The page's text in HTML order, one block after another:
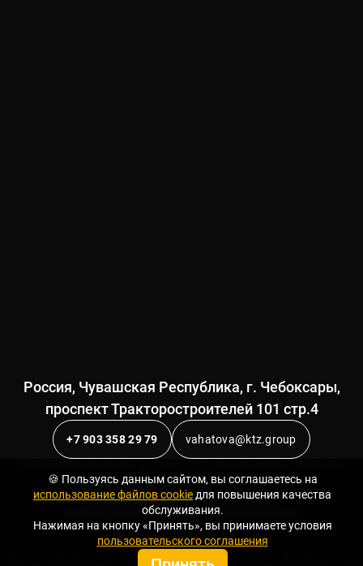
Россия, Чувашская Республика, г. Чебоксары,
проспект Тракторостроителей 101 стр.4
+7 903 358 29 79 vahatova@ktz.group
права защищены.
Согласие на обработку персональных данных
Политика в отношении обработки персональных данных
🍪 Пользуясь данным сайтом, вы соглашаетесь на
использование файлов cookie для повышения качества
обслуживания.
Нажимая на кнопку «Принять», вы принимаете условия
пользовательского соглашения